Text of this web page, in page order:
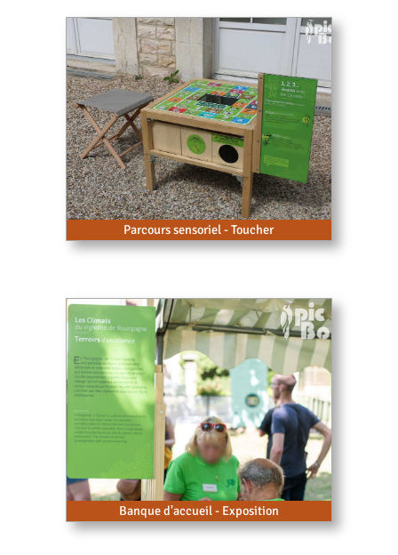
Parcours sensoriel - Toucher
Banque d'accueil - Exposition